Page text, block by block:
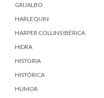
GRIJALBO
HARLEQUIN
HARPER COLLINS IBÉRICA
HIDRA
HISTORIA
HISTÓRICA
HUMOR